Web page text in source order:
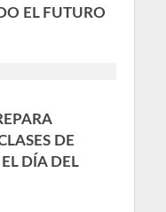
EL FUTURO
DE
DÍA DEL